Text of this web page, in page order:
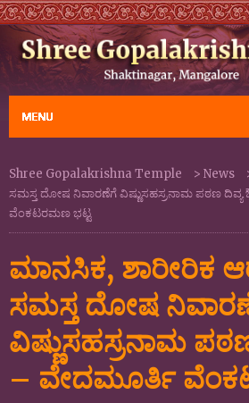
Shree Gopalakrishna Temple > News
ಸಮಸ್ತ ದೋಷ ನಿವಾರಣೆಗೆ ವಿಷ್ಣುಸಹಸ್ರನಾಮ ಪಠಣ
ವೆಂಕಟರಮಣ ಭಟ್ಟ
ಮಾನಸಿಕ, ಶಾರೀರಿಕ
ಸಮಸ್ತ ದೋಷ
ವಿಷ್ಣುಸಹಸ್ರನಾಮ
– ವೇದಮೂರ್ತಿ